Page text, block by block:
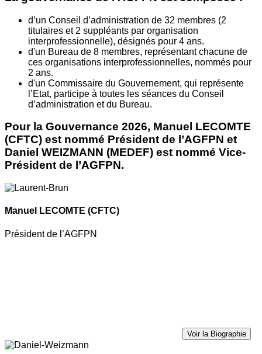
d’un Conseil d’administration de 32 membres (2
titulaires et 2 suppléants par organisation
interprofessionnelle), désignés pour 4 ans.
d'un Bureau de 8 membres, représentant chacune de
ces organisations interprofessionnelles, nommés pour
2 ans.
d'un Commissaire du Gouvernement, qui représente
l’Etat, participe à toutes les séances du Conseil
d’administration et du Bureau.
Pour la Gouvernance 2026, Manuel LECOMTE
(CFTC) est nommé Président de l’AGFPN et
Daniel WEIZMANN (MEDEF) est nommé Vice-
Président de l’AGFPN.
Manuel LECOMTE (CFTC)
Président de l’AGFPN
Voir la Biographie